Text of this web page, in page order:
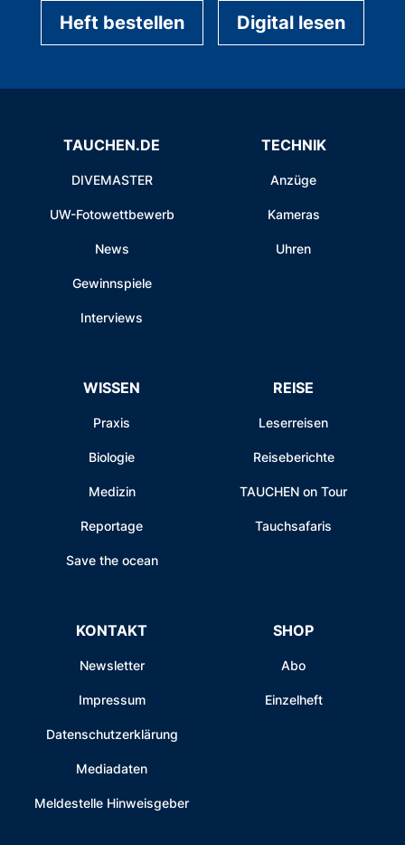
Heft bestellen Digital lesen
TAUCHEN.DE
DIVEMASTER
UW-Fotowettbewerb
News
Gewinnspiele
Interviews
TECHNIK
Anzüge
Kameras
Uhren
WISSEN
Praxis
Biologie
Medizin
Reportage
Save the ocean
REISE
Leserreisen
Reiseberichte
TAUCHEN on Tour
Tauchsafaris
KONTAKT
Newsletter
Impressum
Datenschutzerklärung
Mediadaten
Meldestelle Hinweisgeber
SHOP
Abo
Einzelheft